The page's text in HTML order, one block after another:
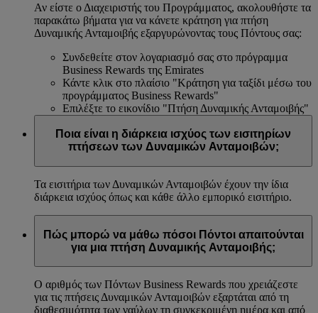
Αν είστε ο Διαχειριστής του Προγράμματος, ακολουθήστε τα
παρακάτω βήματα για να κάνετε κράτηση για πτήση
Δυναμικής Ανταμοιβής εξαργυρώνοντας τους Πόντους σας:
Συνδεθείτε στον λογαριασμό σας στο πρόγραμμα
Business Rewards της Emirates
Κάντε κλικ στο πλαίσιο "Κράτηση για ταξίδι μέσω του
προγράμματος Business Rewards"
Επιλέξτε το εικονίδιο "Πτήση Δυναμικής Ανταμοιβής"
Ποια είναι η διάρκεια ισχύος των εισιτηρίων
πτήσεων των Δυναμικών Ανταμοιβών;
Τα εισιτήρια των Δυναμικών Ανταμοιβών έχουν την ίδια
διάρκεια ισχύος όπως και κάθε άλλο εμπορικό εισιτήριο.
Πώς μπορώ να μάθω πόσοι Πόντοι απαιτούνται
για μια πτήση Δυναμικής Ανταμοιβής;
Ο αριθμός των Πόντων Business Rewards που χρειάζεστε
για τις πτήσεις Δυναμικών Ανταμοιβών εξαρτάται από τη
διαθεσιμότητα των ναύλων τη συγκεκριμένη ημέρα και από